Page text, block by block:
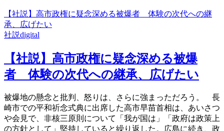
【社説】高市政権に疑念深める被爆者 体験の次代への継
承、広げたい
社説digital
【社説】高市政権に疑念深める被爆
者 体験の次代への継承、広げたい
被爆地の懸念と批判、怒りは、さらに強まっただろう。 長
崎市での平和祈念式典に出席した高市早苗首相は、あいさつ
や会見で、非核三原則について「我が国は」「政府は政策上
の方針として」堅持していると繰り返した。広島に続き、政